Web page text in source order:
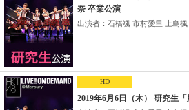
奈 卒業公演
出演者：石橋颯 市村愛里 上島楓
HD
2019年6月6日（木） 研究生